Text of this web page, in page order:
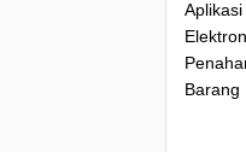
Barang